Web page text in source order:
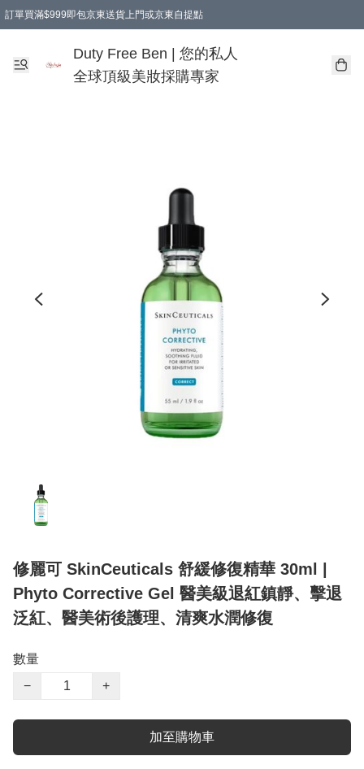
訂單買滿$999即包京東送貨上門或京東自提點
Duty Free Ben | 您的私人
全球頂級美妝採購專家
修麗可 SkinCeuticals 舒緩修復精華 30ml |
Phyto Corrective Gel 醫美級退紅鎮靜、擊退
泛紅、醫美術後護理、清爽水潤修復
數量
−
+
加至購物車